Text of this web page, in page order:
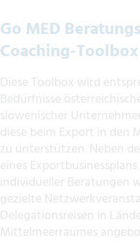
Go MED
Coaching-Toolbox
Diese Toolbox wird
Bedürfnisse
slowenischer
diese beim Export in den
zu unterstützen. Neben
eines
individueller Beratungen
gezielte
Delegationsreisen in
Mittelmeerraumes